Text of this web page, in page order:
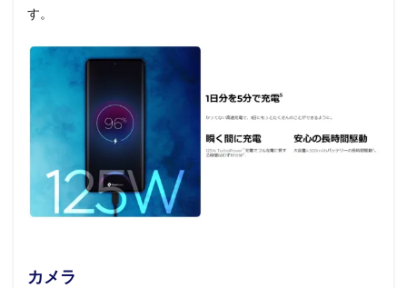
す。
カメラ